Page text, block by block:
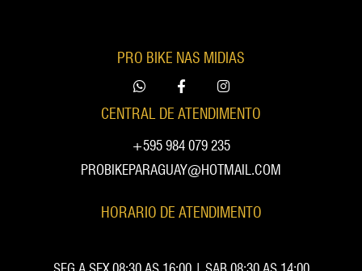
PRO BIKE NAS MIDIAS
CENTRAL DE ATENDIMENTO
+595 984 079 235
PROBIKEPARAGUAY@HOTMAIL.COM
HORARIO DE ATENDIMENTO